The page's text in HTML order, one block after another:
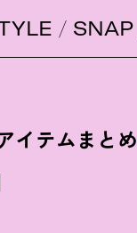
SNAP
イテムまとめ